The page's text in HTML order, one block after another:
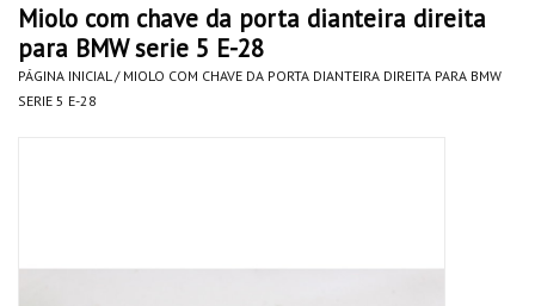
Automoveis
Marcas
Miolo com chave da porta dianteira direita
para BMW serie 5 E-28
PÁGINA INICIAL / MIOLO COM CHAVE DA PORTA DIANTEIRA DIREITA PARA BMW
SERIE 5 E-28